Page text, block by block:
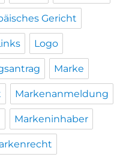
Gericht
Logo
Marke
Markenanmeldung
Markeninhaber